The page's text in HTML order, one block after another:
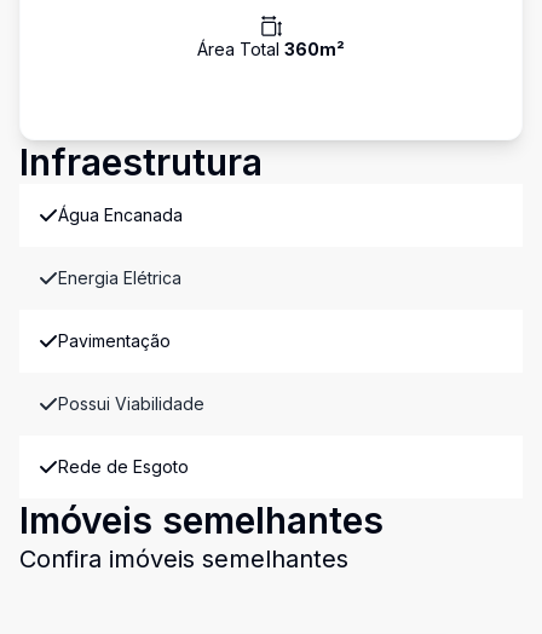
Área Total 360m²
Infraestrutura
Água Encanada
Energia Elétrica
Pavimentação
Possui Viabilidade
Rede de Esgoto
Imóveis semelhantes
Confira imóveis semelhantes